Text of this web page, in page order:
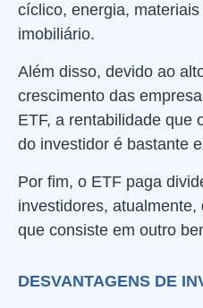
cíclico, energia,
imobiliário.
Além disso, devido ao
crescimento das
ETF, a rentabilidade que
do investidor é bastante
Por fim, o ETF paga
investidores,
que consiste em outro
DESVANTAGENS DE